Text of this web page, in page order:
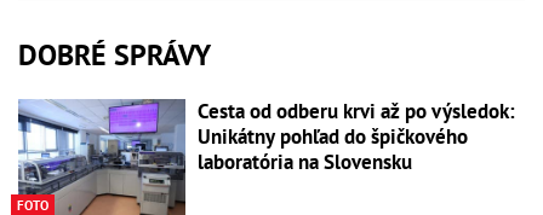
DOBRÉ SPRÁVY
FOTO
Cesta od odberu krvi až po výsledok:
Unikátny pohľad do špičkového
laboratória na Slovensku